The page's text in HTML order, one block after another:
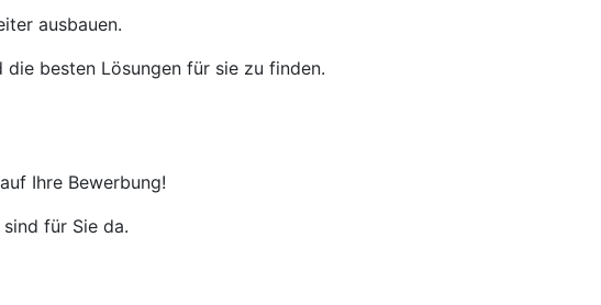
ausbauen.
besten Lösungen für sie zu finden.
Ihre Bewerbung!
für Sie da.